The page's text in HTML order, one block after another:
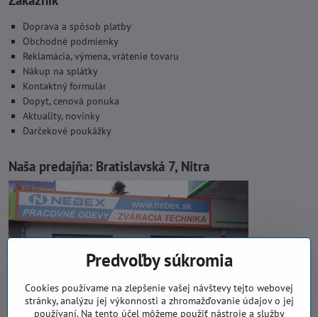
Doprava a spôsob platby
Obchodné podmienky
Reklamácia, výmena, vrátenie tovaru
Nákup na splátky
Kontaktný formulár
Dopyt, cenová ponuka
Aktuality, novinky
Darčekové poukážky
Naša predajňa: Bratislavská 7, Nitra
Predvoľby súkromia
Cookies používame na zlepšenie vašej návštevy tejto webovej
stránky, analýzu jej výkonnosti a zhromažďovanie údajov o jej
používaní. Na tento účel môžeme použiť nástroje a služby